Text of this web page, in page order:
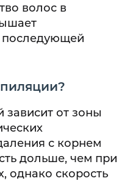
волос в
последующей
зависит от зоны
с корнем
дольше, чем при
однако скорость